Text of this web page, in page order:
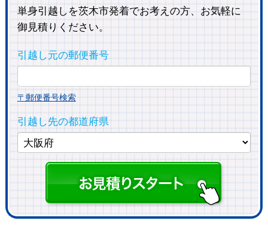
単身引越しを茨木市発着でお考えの方、お気軽に
御見積りください。
引越し元の郵便番号
〒郵便番号検索
引越し先の都道府県